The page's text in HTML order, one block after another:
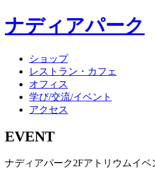
ナディアパーク
ショップ
レストラン・カフェ
オフィス
学び/交流/イベント
アクセス
EVENT
ナディアパーク2Fアトリウムイベ